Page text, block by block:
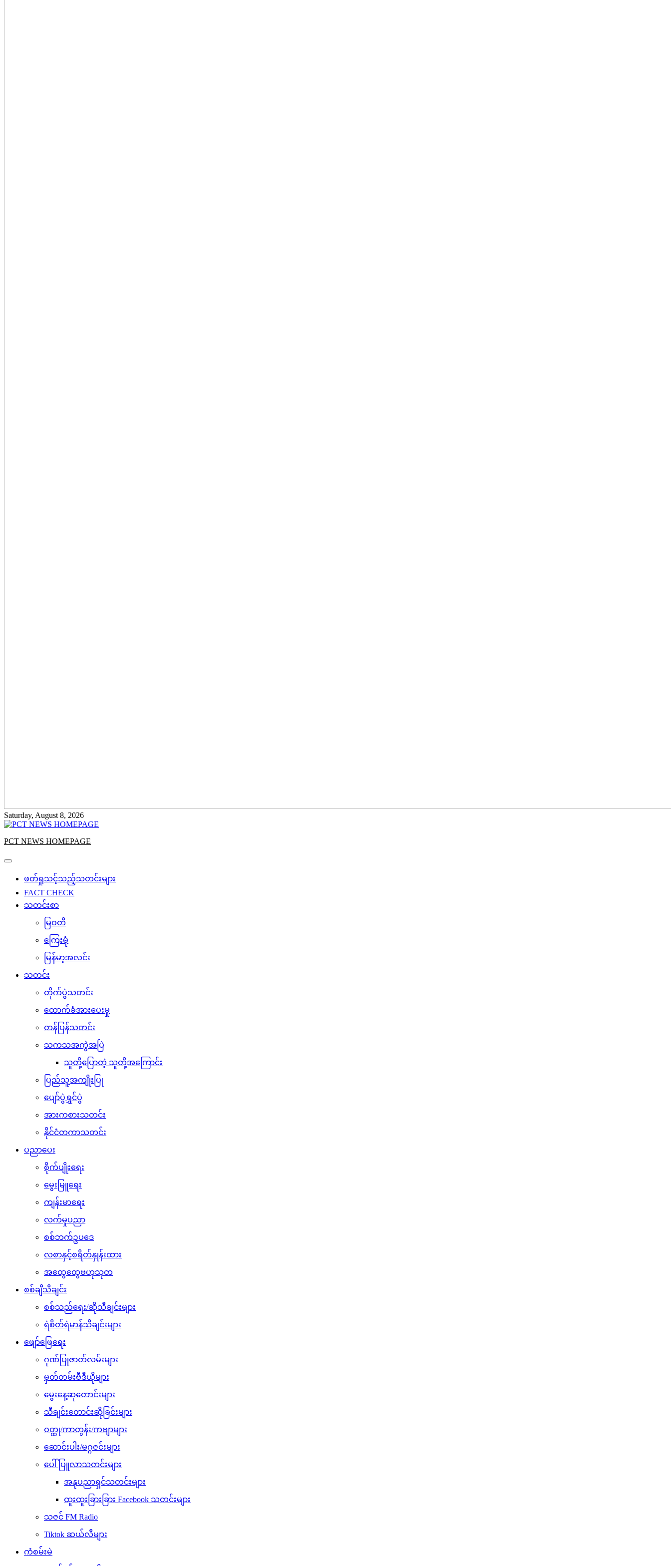
Saturday, August 8, 2026
PCT NEWS HOMEPAGE
ဖတ်ရှုသင့်သည့်သတင်းများ
FACT CHECK
သတင်းစာ
မြဝတီ
ကြေးမုံ
မြန်မာ့အလင်း
သတင်း
တိုက်ပွဲသတင်း
ထောက်ခံအားပေးမှု
တန်ပြန်သတင်း
သကသအကွဲအပြဲ
သူတို့ပြောတဲ့ သူတို့အကြောင်း
ပြည်သူ့အကျိုးပြု
ပျော်ပွဲရွှင်ပွဲ
အားကစားသတင်း
နိုင်ငံတကာသတင်း
ပညာပေး
စိုက်ပျိုးရေး
မွေးမြူရေး
ကျန်းမာရေး
လက်မှုပညာ
စစ်ဘက်ဥပဒေ
လစာနှင့်စရိတ်နှုန်းထား
အထွေထွေဗဟုသုတ
စစ်ချီသီချင်း
စစ်သည်ရေး/ဆိုသီချင်းများ
ရဲစိတ်ရဲမာန်သီချင်းများ
ဖျော်ဖြေရေး
ဂုဏ်ပြုဇာတ်လမ်းများ
မှတ်တမ်းဗီဒီယိုများ
မွေးနေ့ဆုတောင်းများ
သီချင်းတောင်းဆိုခြင်းများ
ဝတ္ထု/ကာတွန်း/ကဗျာများ
ဆောင်းပါး/မဂ္ဂဇင်းများ
ပေါ်ပြူလာသတင်းများ
အနုပညာရှင်သတင်းများ
ထူးထူးခြားခြား Facebook သတင်းများ
သဇင် FM Radio
Tiktok ဆယ်လီများ
ကံစမ်းမဲ